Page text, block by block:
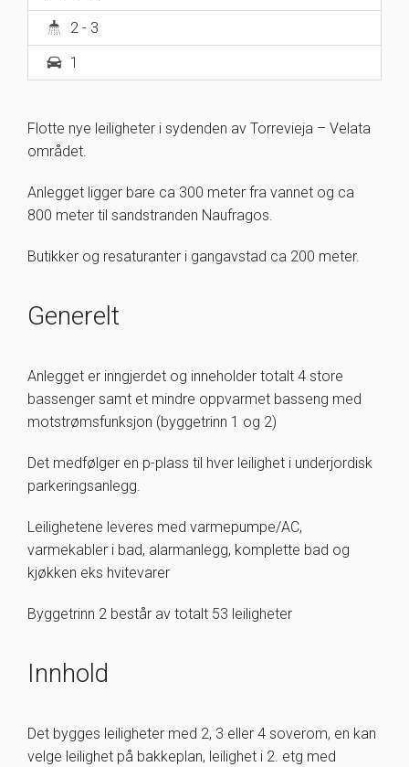
2 - 3
1
Flotte nye leiligheter i sydenden av Torrevieja – Velata
området.
Anlegget ligger bare ca 300 meter fra vannet og ca
800 meter til sandstranden Naufragos.
Butikker og resaturanter i gangavstad ca 200 meter.
Generelt
Anlegget er inngjerdet og inneholder totalt 4 store
bassenger samt et mindre oppvarmet basseng med
motstrømsfunksjon (byggetrinn 1 og 2)
Det medfølger en p-plass til hver leilighet i underjordisk
parkeringsanlegg.
Leilighetene leveres med varmepumpe/AC,
varmekabler i bad, alarmanlegg, komplette bad og
kjøkken eks hvitevarer
Byggetrinn 2 består av totalt 53 leiligheter
Innhold
Det bygges leiligheter med 2, 3 eller 4 soverom, en kan
velge leilighet på bakkeplan, leilighet i 2. etg med